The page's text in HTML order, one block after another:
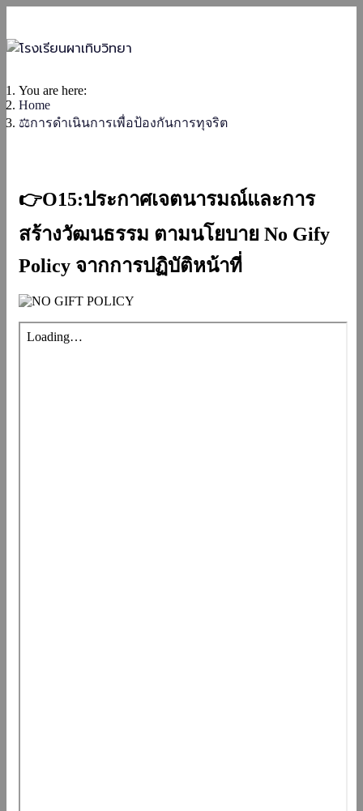
You are here:
Home
⚖️การดำเนินการเพื่อป้องกันการทุจริต
👉O15:ประกาศเจตนารมณ์และการ
สร้างวัฒนธรรม ตามนโยบาย No Gify
Policy จากการปฏิบัติหน้าที่